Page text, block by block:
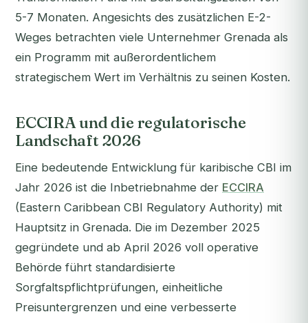
5-7 Monaten. Angesichts des zusätzlichen E-2-
Weges betrachten viele Unternehmer Grenada als
ein Programm mit außerordentlichem
strategischem Wert im Verhältnis zu seinen Kosten.
ECCIRA und die regulatorische
Landschaft 2026
Eine bedeutende Entwicklung für karibische CBI im
Jahr 2026 ist die Inbetriebnahme der ECCIRA
(Eastern Caribbean CBI Regulatory Authority) mit
Hauptsitz in Grenada. Die im Dezember 2025
gegründete und ab April 2026 voll operative
Behörde führt standardisierte
Sorgfaltspflichtprüfungen, einheitliche
Preisuntergrenzen und eine verbesserte